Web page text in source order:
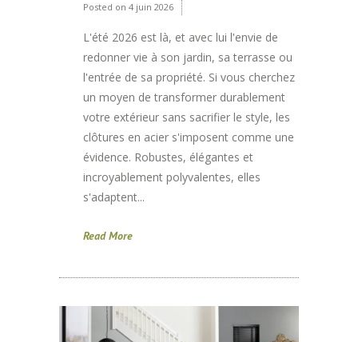
Posted on 4 juin 2026
L'été 2026 est là, et avec lui l'envie de
redonner vie à son jardin, sa terrasse ou
l'entrée de sa propriété. Si vous cherchez
un moyen de transformer durablement
votre extérieur sans sacrifier le style, les
clôtures en acier s'imposent comme une
évidence. Robustes, élégantes et
incroyablement polyvalentes, elles
s'adaptent...
Read More